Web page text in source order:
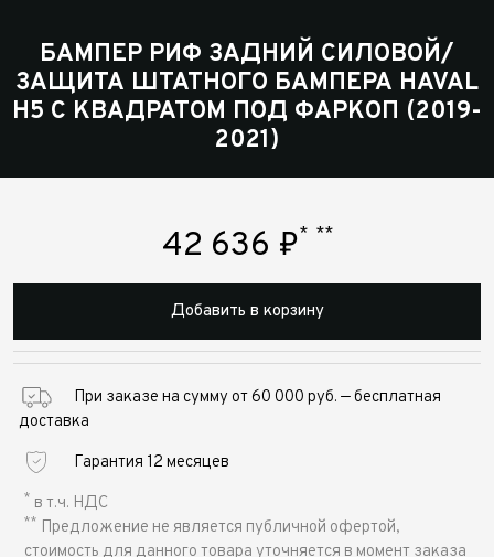
БАМПЕР РИФ ЗАДНИЙ СИЛОВОЙ/
ЗАЩИТА ШТАТНОГО БАМПЕРА HAVAL
H5 C КВАДРАТОМ ПОД ФАРКОП (2019-
2021)
42 636 ₽* **
Добавить в корзину
При заказе на сумму от 60 000 руб. — бесплатная
доставка
Гарантия 12 месяцев
* в т.ч. НДС
** Предложение не является публичной офертой,
стоимость для данного товара уточняется в момент заказа